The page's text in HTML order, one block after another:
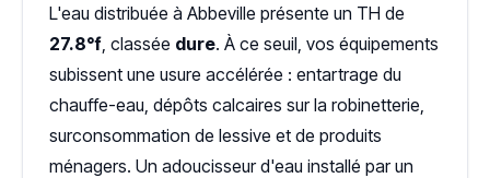
L'eau distribuée à Abbeville présente un TH de
27.8°f , classée dure. À ce seuil, vos équipements
subissent une usure accélérée : entartrage du
chauffe-eau, dépôts calcaires sur la robinetterie,
surconsommation de lessive et de produits
ménagers. Un adoucisseur d'eau installé par un